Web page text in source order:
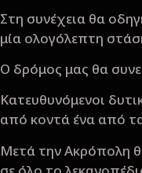
Στη συνέχεια θα
μία ολογόλεπτη
Ο δρόμος μας θα
Κατευθυνόμενοι
από κοντά ένα από
Μετά την Ακρόπολη